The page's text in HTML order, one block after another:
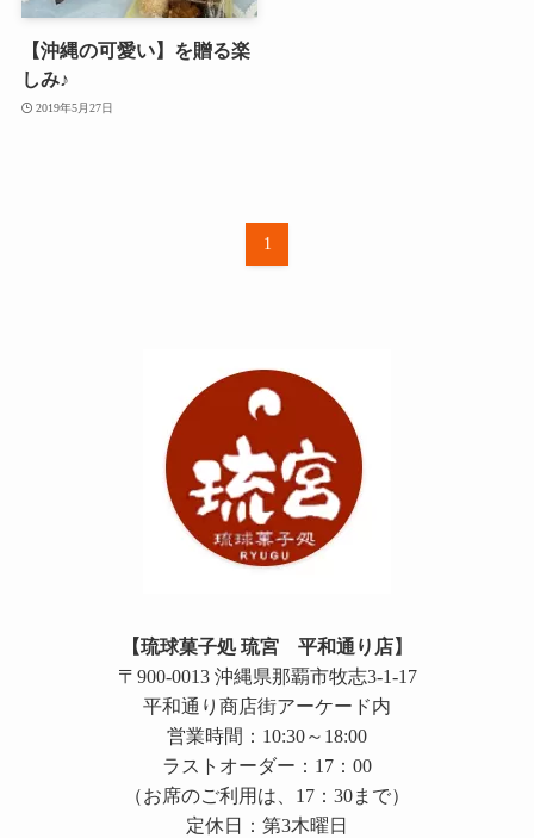
【沖縄の可愛い】を贈る楽
しみ♪
2019年5月27日
1
【琉球菓子処 琉宮 平和通り店】
〒900-0013 沖縄県那覇市牧志3-1-17
平和通り商店街アーケード内
営業時間：10:30～18:00
ラストオーダー：17：00
（お席のご利用は、17：30まで）
定休日：第3木曜日